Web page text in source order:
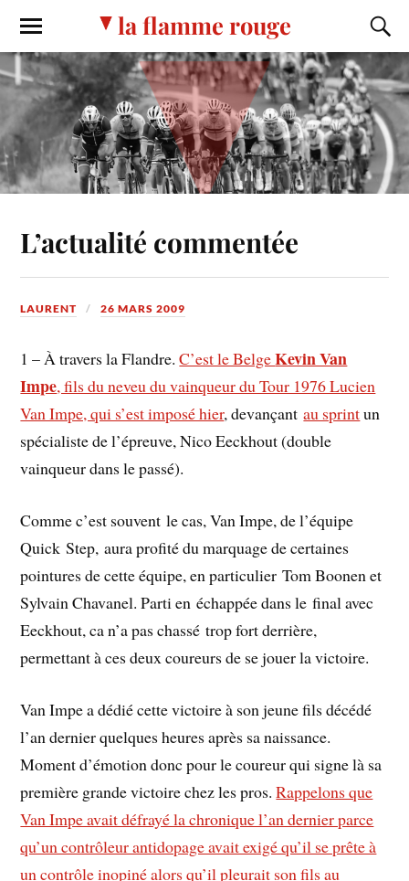
la flamme rouge
L’actualité commentée
LAURENT 26 MARS 2009
1 – À travers la Flandre.C’est le BelgeKevin Van
Impe, fils du neveu du vainqueur du Tour 1976 Lucien
Van Impe, qui s’est imposé hier, devançantau sprintun
spécialiste de l’épreuve, Nico Eeckhout (double
vainqueur dans le passé).
Comme c’est souvent le cas, Van Impe, de l’équipe
Quick Step, aura profité du marquage de certaines
pointures de cette équipe, en particulier Tom Boonen et
Sylvain Chavanel. Parti en échappée dans le final avec
Eeckhout, ca n’a pas chassé trop fort derrière,
permettant à ces deux coureurs de se jouer la victoire.
Van Impe a dédié cette victoire à son jeune fils décédé
l’an dernier quelques heures après sa naissance.
Moment d’émotion donc pour le coureur qui signe là sa
première grande victoire chez les pros.Rappelons que
Van Impe avait défrayé la chronique l’an dernier parce
qu’un contrôleur antidopage avait exigé qu’il se prête à
un contrôle inopiné alors qu’il pleurait son fils au